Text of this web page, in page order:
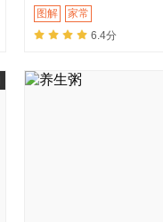
图解
家常
6.4分